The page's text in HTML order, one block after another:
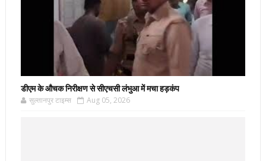
डीएम के औचक निरीक्षण से सीएचसी लंभुआ में मचा हड़कंप
सुल्तानपुर टाइम्स Aug 05, 2026